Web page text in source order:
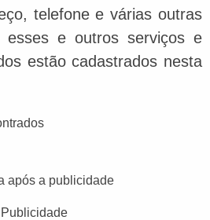
telefone e várias outras
esses e outros serviços e
estão cadastrados nesta
após a publicidade
Publicidade